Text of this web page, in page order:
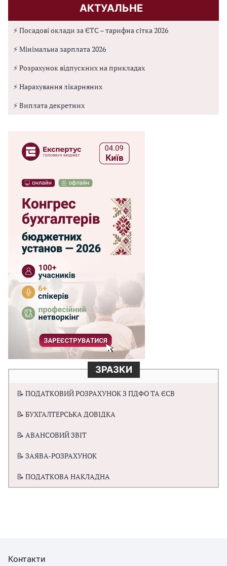
АКТУАЛЬНЕ
⚡ Посадові оклади за ЄТС – тарифна сітка 2026
⚡ Мінімальна зарплата 2026
⚡ Розрахунок відпускних на прикладах
⚡ Нарахування лікарняних
⚡ Виплата декретних
ЗРАЗКИ
📝 ПОДАТКОВИЙ РОЗРАХУНОК З ПДФО ТА ЄСВ
📝 БУХГАЛТЕРСЬКА ДОВІДКА
📝 АВАНСОВИЙ ЗВІТ
📝 ЗАЯВА-РОЗРАХУНОК
📝 ПОДАТКОВА НАКЛАДНА
Контакти